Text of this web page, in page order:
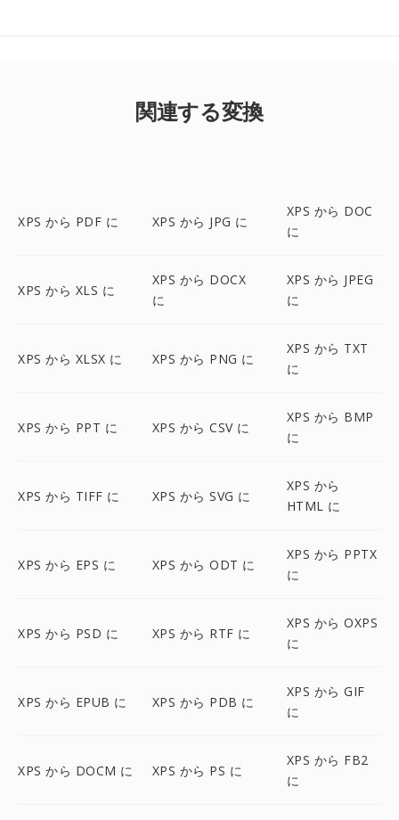
関連する変換
XPS から PDF に XPS から JPG に
XPS から DOC
に
XPS から XLS に
XPS から DOCX
に
XPS から JPEG
に
XPS から XLSX に XPS から PNG に
XPS から TXT
に
XPS から PPT に XPS から CSV に
XPS から BMP
に
XPS から TIFF に XPS から SVG に
XPS から
HTML に
XPS から EPS に XPS から ODT に
XPS から PPTX
に
XPS から PSD に XPS から RTF に
XPS から OXPS
に
XPS から EPUB に XPS から PDB に
XPS から GIF
に
XPS から DOCM に XPS から PS に
XPS から FB2
に